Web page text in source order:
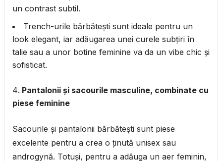
un contrast subtil.
Trench-urile bărbătești sunt ideale pentru un
look elegant, iar adăugarea unei curele subțiri în
talie sau a unor botine feminine va da un vibe chic și
sofisticat.
Pantalonii și sacourile masculine, combinate cu
piese feminine
Sacourile și pantalonii bărbătești sunt piese
excelente pentru a crea o ținută unisex sau
androgynă. Totuși, pentru a adăuga un aer feminin,